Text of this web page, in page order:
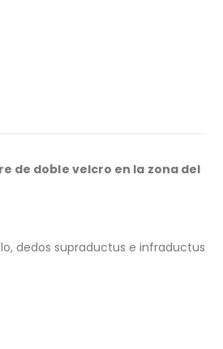
de doble velcro en la zona del
dedos supraductus e infraductus